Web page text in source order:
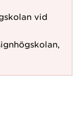
vid